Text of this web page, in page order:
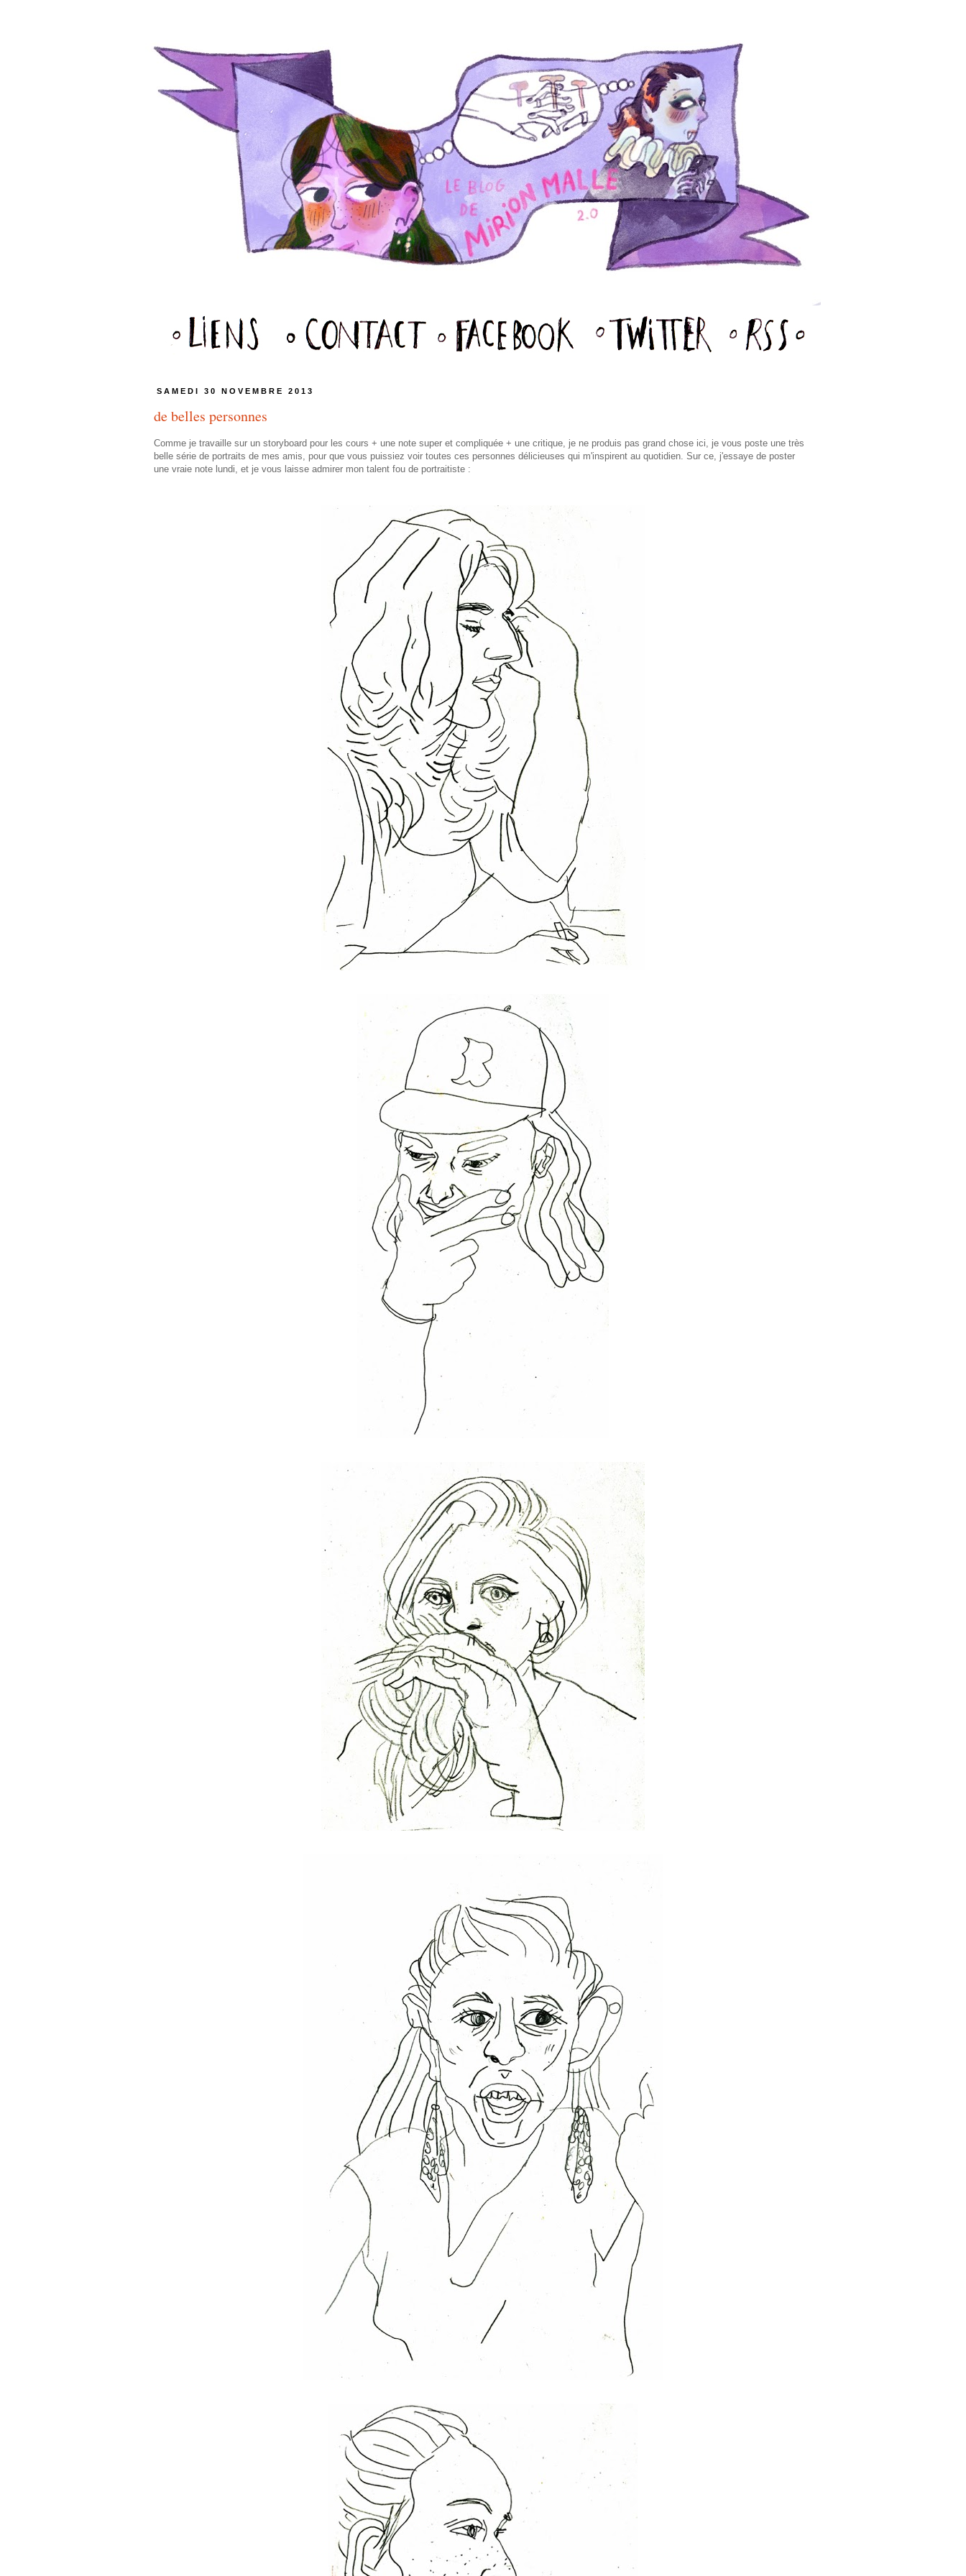
SAMEDI 30 NOVEMBRE 2013
de belles personnes
Comme je travaille sur un storyboard pour les cours + une note super et compliquée + une critique, je ne produis pas grand chose ici, je vous poste une très
belle série de portraits de mes amis, pour que vous puissiez voir toutes ces personnes délicieuses qui m'inspirent au quotidien. Sur ce, j'essaye de poster
une vraie note lundi, et je vous laisse admirer mon talent fou de portraitiste :